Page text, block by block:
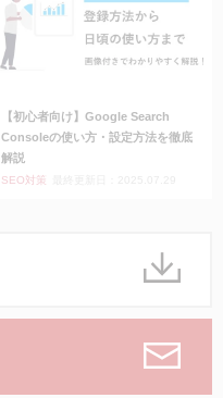
【初心者向け】Google Search
Consoleの使い方・設定方法を徹底
解説
SEO対策